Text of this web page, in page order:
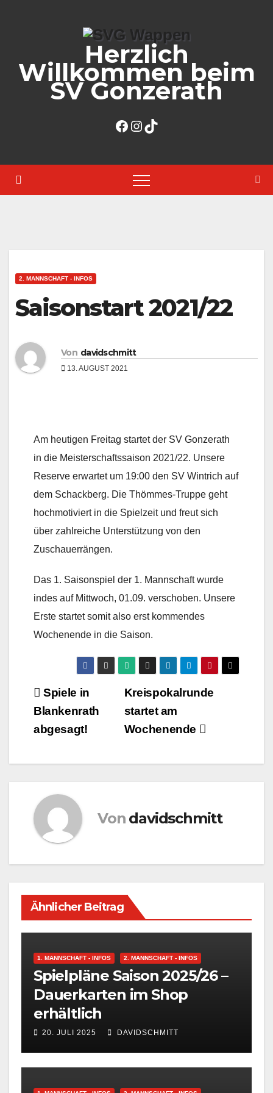
Herzlich
Willkommen beim
SV Gonzerath
Facebook
Instagram
TikTok
2. MANNSCHAFT - INFOS
Saisonstart 2021/22
Von davidschmitt
13. AUGUST 2021
Am heutigen Freitag startet der SV Gonzerath
in die Meisterschaftssaison 2021/22. Unsere
Reserve erwartet um 19:00 den SV Wintrich auf
dem Schackberg. Die Thömmes-Truppe geht
hochmotiviert in die Spielzeit und freut sich
über zahlreiche Unterstützung von den
Zuschauerrängen.
Das 1. Saisonspiel der 1. Mannschaft wurde
indes auf Mittwoch, 01.09. verschoben. Unsere
Erste startet somit also erst kommendes
Wochenende in die Saison.
Beitragsnavigation
Kreispokalrunde
startet am
Wochenende
Spiele in
Blankenrath
abgesagt!
Von davidschmitt
Ähnlicher Beitrag
1. MANNSCHAFT - INFOS 2. MANNSCHAFT - INFOS
Spielpläne Saison 2025/26 –
Dauerkarten im Shop
erhältlich
20. JULI 2025 DAVIDSCHMITT